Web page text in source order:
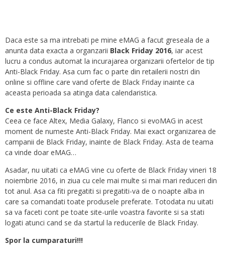
Daca este sa ma intrebati pe mine eMAG a facut greseala de a
anunta data exacta a organzarii Black Friday 2016, iar acest
lucru a condus automat la incurajarea organizarii ofertelor de tip
Anti-Black Friday. Asa cum fac o parte din retailerii nostri din
online si offline care vand oferte de Black Friday inainte ca
aceasta perioada sa atinga data calendaristica.
Ce este Anti-Black Friday?
Ceea ce face Altex, Media Galaxy, Flanco si evoMAG in acest
moment de numeste Anti-Black Friday. Mai exact organizarea de
campanii de Black Friday, inainte de Black Friday. Asta de teama
ca vinde doar eMAG…
Asadar, nu uitati ca eMAG vine cu oferte de Black Friday vineri 18
noiembrie 2016, in ziua cu cele mai multe si mai mari reduceri din
tot anul. Asa ca fiti pregatiti si pregatiti-va de o noapte alba in
care sa comandati toate produsele preferate. Totodata nu uitati
sa va faceti cont pe toate site-urile voastra favorite si sa stati
logati atunci cand se da startul la reducerile de Black Friday.
Spor la cumparaturi!!!